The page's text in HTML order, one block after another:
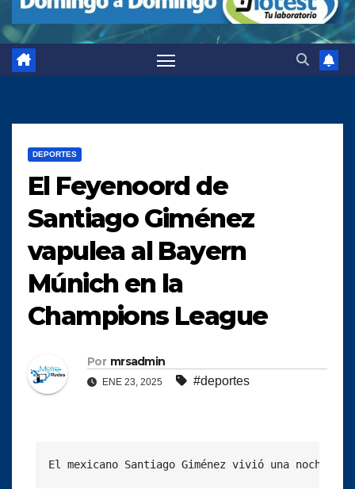
DEPORTES
El Feyenoord de
Santiago Giménez
vapulea al Bayern
Múnich en la
Champions League
Por mrsadmin
ENE 23, 2025 #deportes
El mexicano Santiago Giménez vivió una noche